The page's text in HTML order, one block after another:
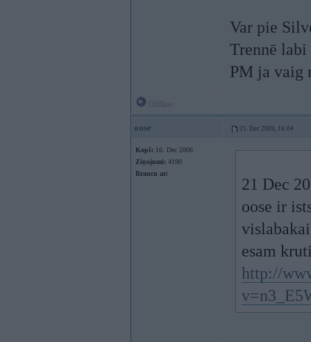
Var pie
Trennē
PM ja vaig
oose 21. Dec 2009, 16:04
Kopš: 16. Dec 2006
Ziņojumi: 4190
Braucu ar:
21 Dec
oose ir
esam
http://